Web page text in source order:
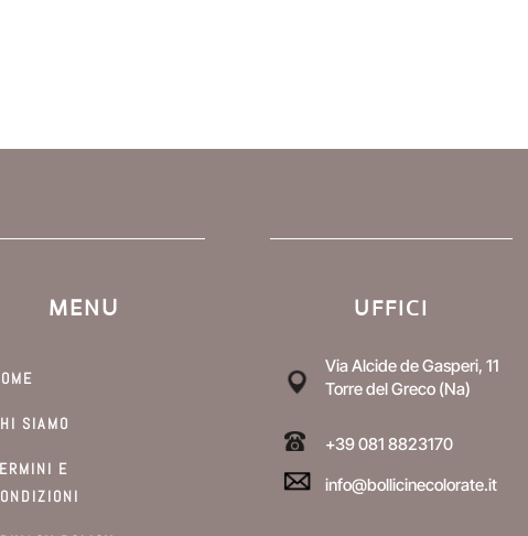
MENU
SIAMO
E
UFFICI
Via Alcide de Gasperi, 11
Torre del Greco (Na)
+39 081 8823170
info@bollicinecolorate.it